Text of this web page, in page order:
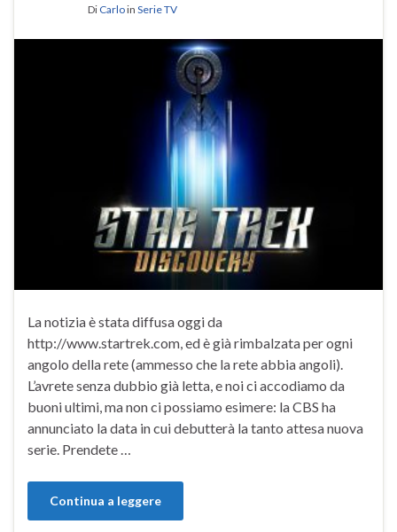
Di Carloin Serie TV
La notizia è stata diffusa oggi da
http://www.startrek.com, ed è già rimbalzata per ogni
angolo della rete (ammesso che la rete abbia angoli).
L’avrete senza dubbio già letta, e noi ci accodiamo da
buoni ultimi, ma non ci possiamo esimere: la CBS ha
annunciato la data in cui debutterà la tanto attesa nuova
serie. Prendete …
Continua a leggere